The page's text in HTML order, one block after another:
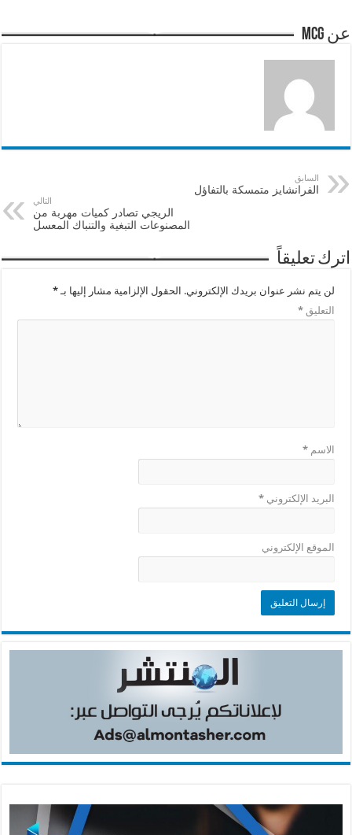
عن mcg
السابق
الفرانشايز متمسكة بالتفاؤل
التالي
الريجي تصادر كميات مهربة من
المصنوعات التبغية والتنباك المعسل
اترك تعليقاً
لن يتم نشر عنوان بريدك الإلكتروني. الحقول الإلزامية مشار إليها بـ*
التعليق*
الاسم*
البريد الإلكتروني*
الموقع الإلكتروني